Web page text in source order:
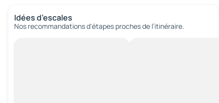
Idées d’escales
Nos recommandations d'étapes proches de l’itinéraire.